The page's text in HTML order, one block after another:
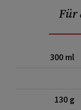
Für
300 ml
130 g